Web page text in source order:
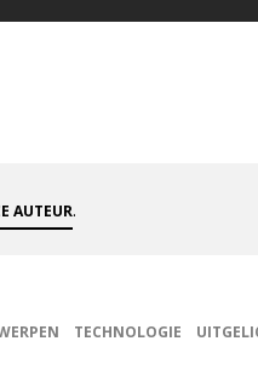
AUTEUR.
TECHNOLOGIE